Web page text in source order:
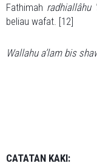
Fathimah radhiallâhu
beliau wafat. [12]
Wallahu a’lam bis
CATATAN KAKI: